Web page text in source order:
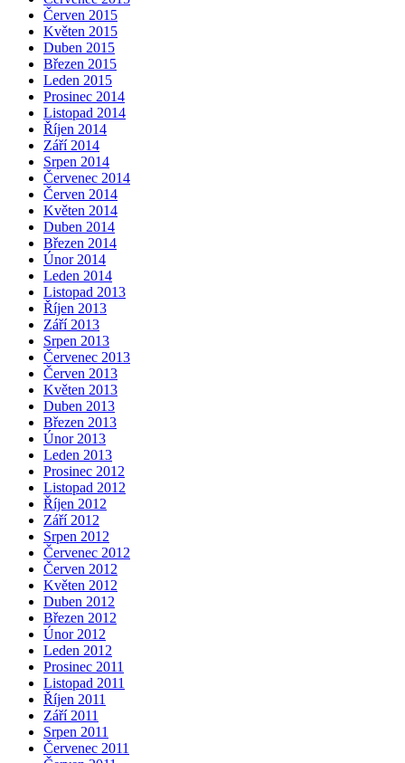
Červen 2015
Květen 2015
Duben 2015
Březen 2015
Leden 2015
Prosinec 2014
Listopad 2014
Říjen 2014
Září 2014
Srpen 2014
Červenec 2014
Červen 2014
Květen 2014
Duben 2014
Březen 2014
Únor 2014
Leden 2014
Listopad 2013
Říjen 2013
Září 2013
Srpen 2013
Červenec 2013
Červen 2013
Květen 2013
Duben 2013
Březen 2013
Únor 2013
Leden 2013
Prosinec 2012
Listopad 2012
Říjen 2012
Září 2012
Srpen 2012
Červenec 2012
Červen 2012
Květen 2012
Duben 2012
Březen 2012
Únor 2012
Leden 2012
Prosinec 2011
Listopad 2011
Říjen 2011
Září 2011
Srpen 2011
Červenec 2011